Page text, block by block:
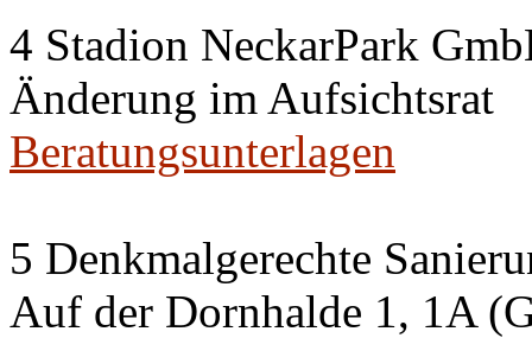
4 Stadion NeckarPark
Änderung im Aufsichtsrat
Beratungsunterlagen
5 Denkmalgerechte
Auf der Dornhalde 1, 1A